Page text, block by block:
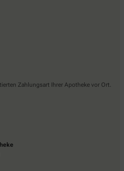
Zahlungsart Ihrer Apotheke vor Ort.